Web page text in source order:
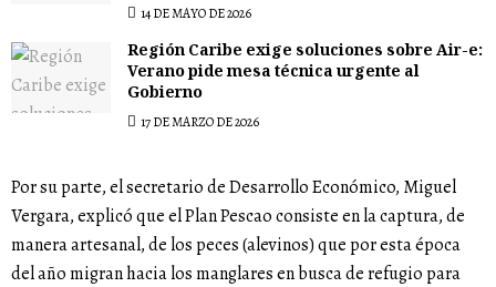
14 DE MAYO DE 2026
Región Caribe exige soluciones sobre Air-e:
Verano pide mesa técnica urgente al
Gobierno
17 DE MARZO DE 2026
Por su parte, el secretario de Desarrollo Económico, Miguel
Vergara, explicó que el Plan Pescao consiste en la captura, de
manera artesanal, de los peces (alevinos) que por esta época
del año migran hacia los manglares en busca de refugio para